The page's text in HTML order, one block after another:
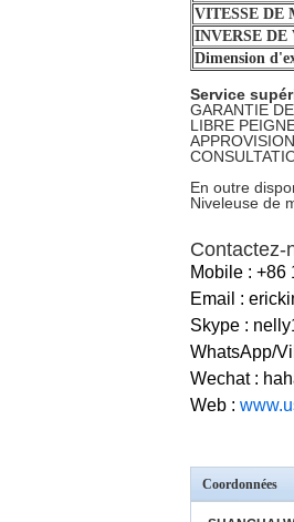
VITESSE DE
INVERSE DE
Dimension
Service
GARANTIE
LIBRE
En outre
Niveleuse de
Contactez-
Mobile : +86
Email :
Skype :
WhatsApp/
Wechat :
Web :
Coordonnées